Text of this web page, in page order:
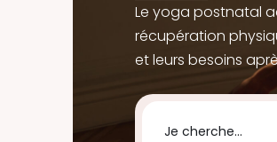
Le yoga postnatal
récupération
et leurs besoins
Trouver un.e
Je cherche...